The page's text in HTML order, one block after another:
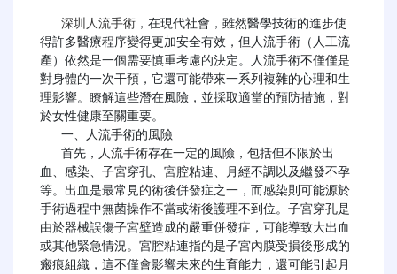
深圳人流手術 ，在現代社會，雖然醫學技術的進步使
得許多醫療程序變得更加安全有效，但人流手術（人工流
產）依然是一個需要慎重考慮的決定。人流手術不僅僅是
對身體的一次干預，它還可能帶來一系列複雜的心理和生
理影響。瞭解這些潛在風險，並採取適當的預防措施，對
於女性健康至關重要。
血、感染、子宮穿孔、宮腔粘連、月經不調以及繼發不孕
等。出血是最常見的術後併發症之一，而感染則可能源於
手術過程中無菌操作不當或術後護理不到位。子宮穿孔是
由於器械誤傷子宮壁造成的嚴重併發症，可能導致大出血
或其他緊急情況。宮腔粘連指的是子宮內膜受損後形成的
瘢痕組織，這不僅會影響未來的生育能力，還可能引起月